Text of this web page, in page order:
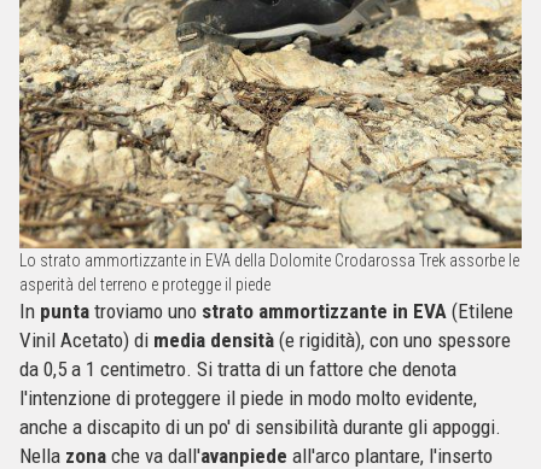
Lo strato ammortizzante in EVA della Dolomite Crodarossa Trek assorbe le
asperità del terreno e protegge il piede
In punta troviamo uno strato ammortizzante in EVA (Etilene
Vinil Acetato) di media densità (e rigidità), con uno spessore
da 0,5 a 1 centimetro. Si tratta di un fattore che denota
l'intenzione di proteggere il piede in modo molto evidente,
anche a discapito di un po' di sensibilità durante gli appoggi.
Nella zona che va dall'avanpiede all'arco plantare, l'inserto